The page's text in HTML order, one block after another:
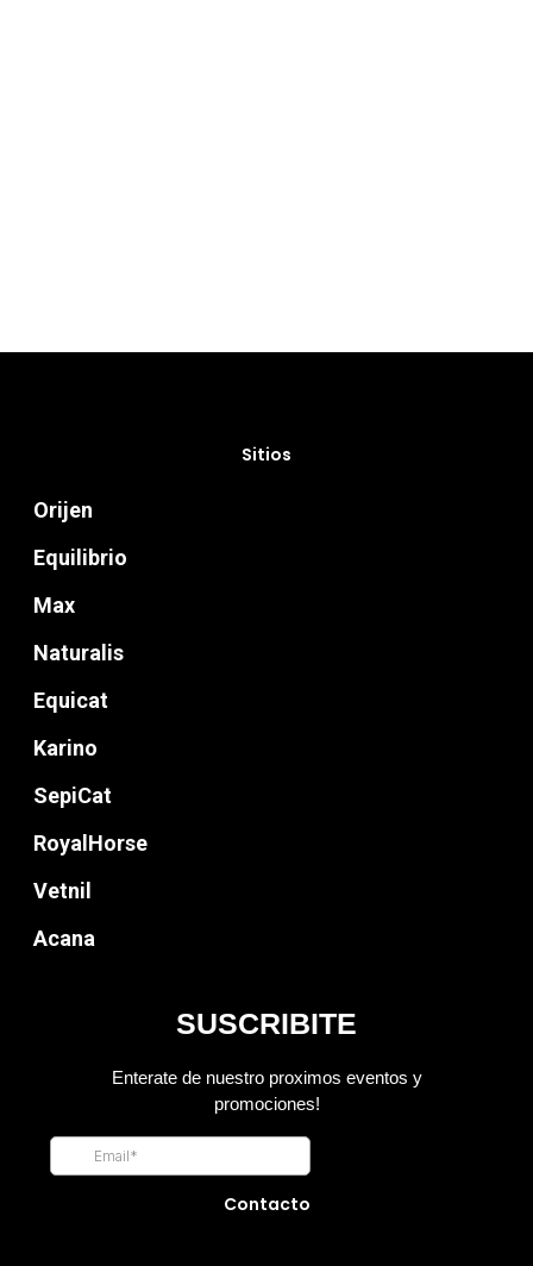
Sitios
Orijen
Equilibrio
Max
Naturalis
Equicat
Karino
SepiCat
RoyalHorse
Vetnil
Acana
Contacto